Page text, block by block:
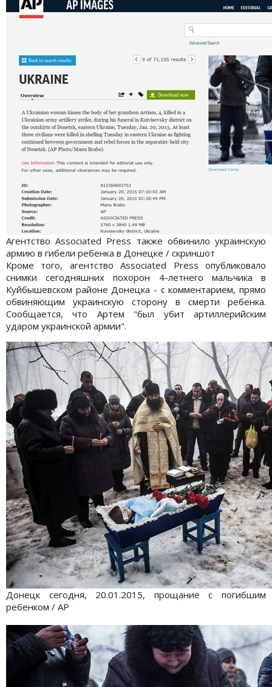
Агентство Associated Press также обвинило украинскую
армию в гибели ребенка в Донецке / скриншот
Кроме того, агентство Associated Press опубликовало
снимки сегодняшних похорон 4-летнего мальчика в
Куйбышевском районе Донецка - с комментарием, прямо
обвиняющим украинскую сторону в смерти ребенка.
Сообщается, что Артем "был убит
артиллерийским
ударом украинской армии".
Донецк сегодня, 20.01.2015, прощание с погибшим
ребенком / АР